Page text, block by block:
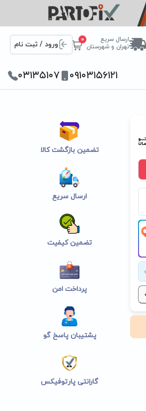
ارسال سریع
تهران و شهرستان
0
ورود / ثبت نام
۰۹۱۰۳۱۵۶۱۲۱ ۰۳۱۳۵۱۰۷
تضمین بازگشت کالا
ارسال سریع
تضمین کیفیت
پرداخت امن
پشتیبان پاسخ گو
گارانتی پارتوفیکس